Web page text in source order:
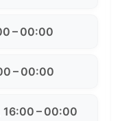
– 00:00
– 00:00
16:00 – 00:00